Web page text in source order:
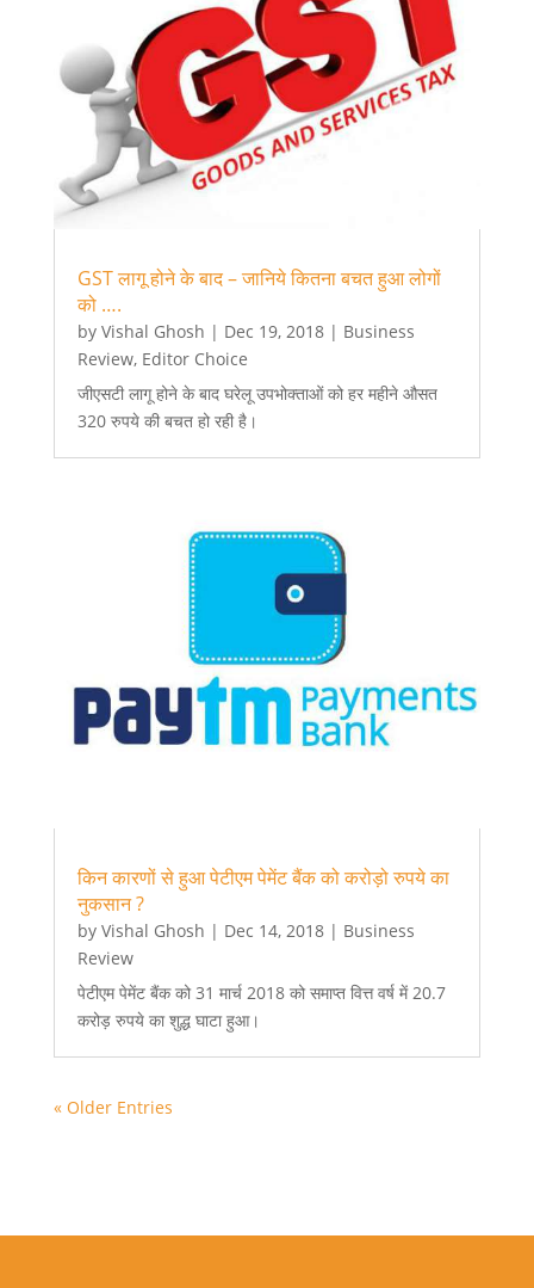
GST लागू होने के बाद – जानिये कितना बचत हुआ लोगों
को ….
by Vishal Ghosh | Dec 19, 2018| Business
Review, Editor Choice
जीएसटी लागू होने के बाद घरेलू उपभोक्‍ताओं को हर महीने औसत
320 रुपये की बचत हो रही है।
किन कारणों से हुआ पेटीएम पेमेंट बैंक को करोड़ो रुपये का
नुकसान ?
by Vishal Ghosh | Dec 14, 2018| Business
Review
पेटीएम पेमेंट बैंक को 31 मार्च 2018 को समाप्त वित्त वर्ष में 20.7
करोड़ रुपये का शुद्ध घाटा हुआ।
« Older Entries